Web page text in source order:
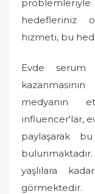
hedefleriniz
hizmeti, bu
Evde serum
medyanın
influencer'lar,
paylaşarak
yaşlılara
görmektedir.